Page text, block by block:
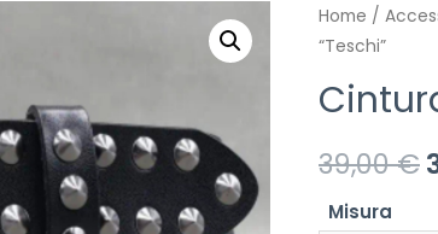
Home /
“Teschi”
39,00€
Misura